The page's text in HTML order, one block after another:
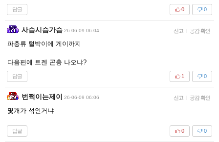
답글 0
0
사슴시슴가슴 26-06-09 06:04 신고 | 공감 확인
파충류 털박이에 게이까지
다음편에 트젠 곤충 나오냐?
답글 0
1
번쩍이는제이 26-06-09 06:06 신고 | 공감 확인
몇개가 섞인거냐
답글 0
0